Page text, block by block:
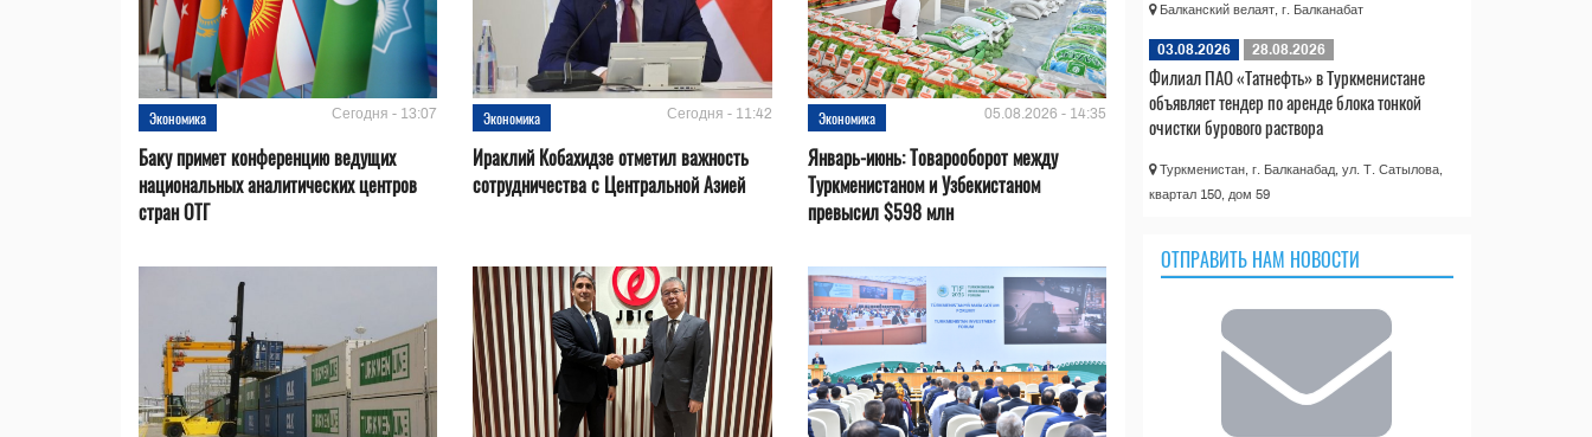
Экономика Сегодня - 13:07
Баку примет конференцию ведущих
национальных аналитических центров
стран ОТГ
Экономика Сегодня - 11:42
Ираклий Кобахидзе отметил важность
сотрудничества с Центральной Азией
Экономика 05.08.2026 - 14:35
Январь-июнь: Товарооборот между
Туркменистаном и Узбекистаном
превысил $598 млн
Балканский велаят, г. Балканабат
03.08.2026 28.08.2026
Филиал ПАО «Татнефть» в Туркменистане
объявляет тендер по аренде блока тонкой
очистки бурового раствора
Туркменистан, г. Балканабад, ул. Т. Сатылова,
квартал 150, дом 59
ОТПРАВИТЬ НАМ НОВОСТИ